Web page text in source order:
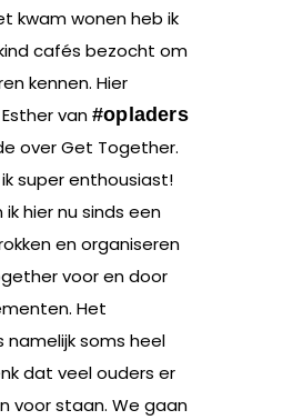
kwam wonen heb ik
cafés bezocht om
kennen. Hier
van #opladers
over Get Together.
super enthousiast!
hier nu sinds een
en organiseren
voor en door
Het
namelijk soms heel
dat veel ouders er
voor staan. We gaan